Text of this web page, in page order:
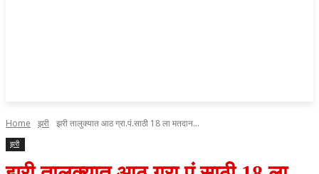
Home झरी झरी तालुक्यात आठ ग्रा.पं.साठी 18 ला मतदान…
झरी